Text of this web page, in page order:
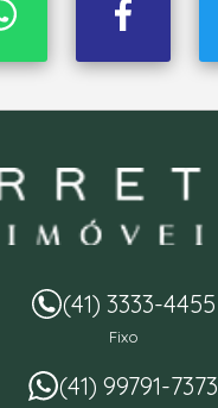
(41) 3333-4455
Fixo
(41) 99791-7373